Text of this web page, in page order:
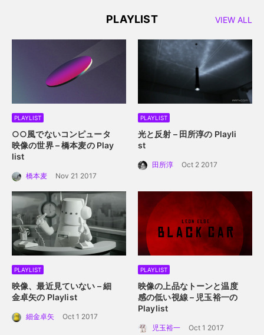
PLAYLIST VIEW ALL
PLAYLIST
○○風でないコンピュータ
映像の世界 – 橋本麦の Play
list
橋本麦 Nov 21 2017
PLAYLIST
光と反射 – 田所淳の Playli
st
田所淳 Oct 2 2017
PLAYLIST
映像、最近見ていない – 細
金卓矢の Playlist
細金卓矢 Oct 1 2017
PLAYLIST
映像の上品なトーンと温度
感の低い視線 – 児玉裕一の
Playlist
児玉裕一 Oct 1 2017